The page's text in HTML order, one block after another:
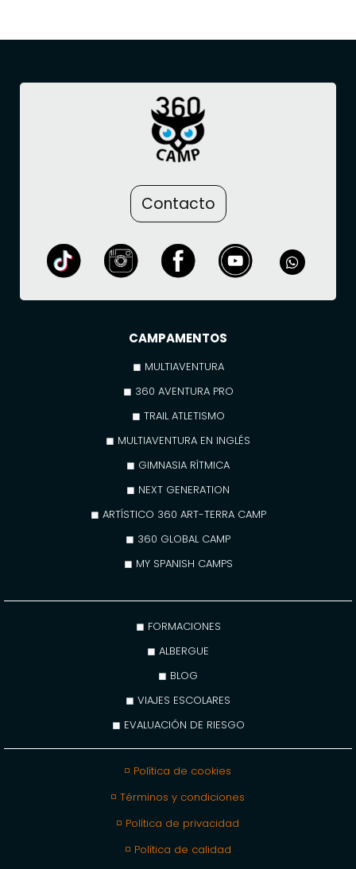
Contacto
CAMPAMENTOS
◼ MULTIAVENTURA
◼ 360 AVENTURA PRO
◼ TRAIL ATLETISMO
◼ MULTIAVENTURA EN INGLÉS
◼ GIMNASIA RÍTMICA
◼ NEXT GENERATION
◼ ARTÍSTICO 360 ART-TERRA CAMP
◼ 360 GLOBAL CAMP
◼ MY SPANISH CAMPS
◼ FORMACIONES
◼ ALBERGUE
◼ BLOG
◼ VIAJES ESCOLARES
◼ EVALUACIÓN DE RIESGO
◽ Política de cookies
◽ Términos y condiciones
◽ Política de privacidad
◽ Política de calidad